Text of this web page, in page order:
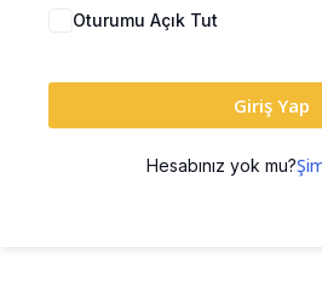
Oturumu Açık Tut
Giriş Yap
Hesabınız yok mu?